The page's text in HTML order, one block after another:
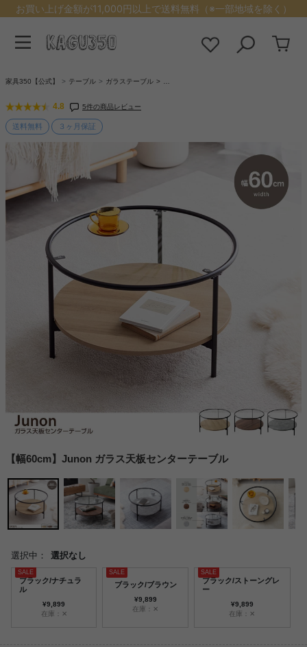
お買い上げ金額が11,000円以上で送料無料（※一部地域を除く）
家具350【公式】 テーブル ガラステーブル
4.8 5件の商品レビュー
送料無料 ３ヶ月保証
【幅60cm】Junon ガラス天板センターテーブル
選択中： 選択なし
ブラック/ナチュラ
ル
¥9,899
在庫：✕
ブラック/ブラウン
¥9,899
在庫：✕
ブラック/ストーングレ
ー
¥9,899
在庫：✕